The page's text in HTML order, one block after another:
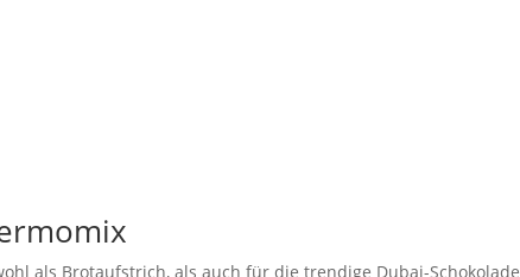
als Brotaufstrich, als auch für die trendige Dubai-Schokolade